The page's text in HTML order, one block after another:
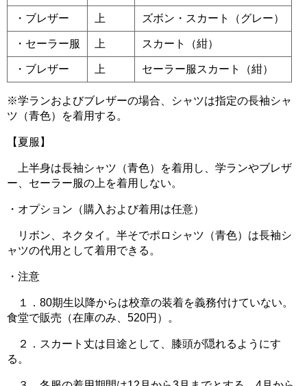
・ブレザー 上 ズボン・スカート（グレー）
・セーラー服 上 スカート（紺）
・ブレザー 上 セーラー服スカート（紺）
※学ランおよびブレザーの場合、シャツは指定の長袖シャ
ツ（青色）を着用する。
【夏服】
上半身は長袖シャツ（青色）を着用し、学ランやブレザ
ー、セーラー服の上を着用しない。
・オプション（購入および着用は任意）
リボン、ネクタイ。半そでポロシャツ（青色）は長袖シ
ャツの代用として着用できる。
・注意
１．80期生以降からは校章の装着を義務付けていない。
食堂で販売（在庫のみ、520円）。
２．スカート丈は目途として、膝頭が隠れるようにす
る。